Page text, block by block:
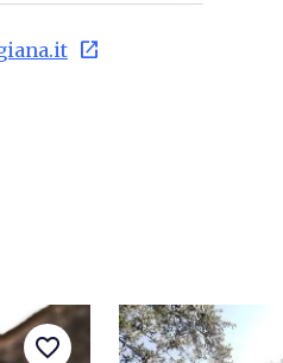
open_in_new
favorite_border